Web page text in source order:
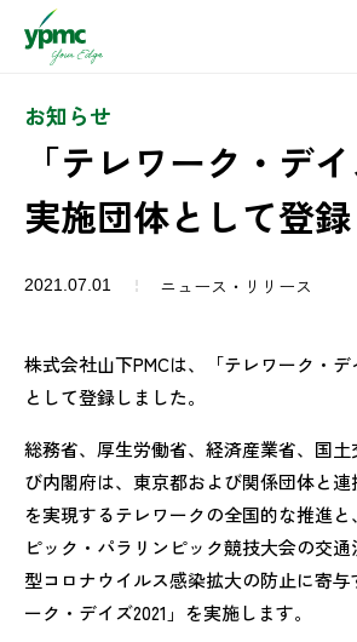
お知らせ
「テレワーク・デイ
実施団体として登録
2021.07.01 ニュース・リリース
株式会社山下PMCは、「テレワーク・デ
として登録しました。
総務省、厚生労働省、経済産業省、国
び内閣府は、東京都および関係団体と
を実現するテレワークの全国的な推進と
ピック・パラリンピック競技大会の交
型コロナウイルス感染拡大の防止に寄与
ーク・デイズ2021」を実施します。